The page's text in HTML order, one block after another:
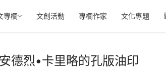
專欄 文創活動 專欄作家 文化專題
德烈•卡里略的孔版油印